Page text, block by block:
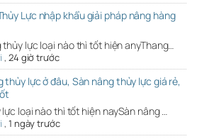
Lực nhập khẩu giải pháp nâng hàng
lực loại nào thì tốt hiện anyThang…
, 24 giờ trước
thủy lực ở đâu, Sàn nâng thủy lực giá rẻ,
loại nào thì tốt hiện naySàn nâng …
, 1 ngày trước